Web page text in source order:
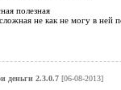
полезная
не как не могу в ней
деньги 2.3.0.7[06-08-2013]